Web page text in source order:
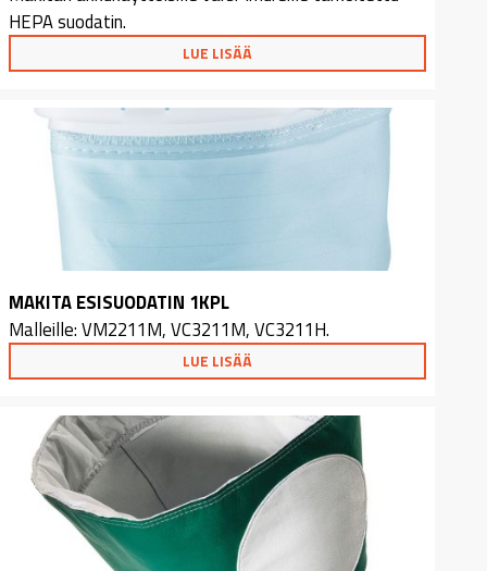
HEPA suodatin.
LUE LISÄÄ
MAKITA ESISUODATIN 1KPL
Malleille: VM2211M, VC3211M, VC3211H.
LUE LISÄÄ